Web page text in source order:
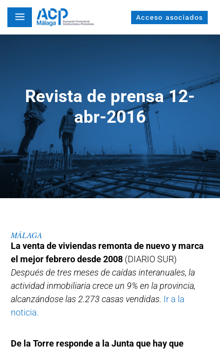
a Acceso asociados
Revista de prensa 12-
abr-2016
MÁLAGA
La venta de viviendas remonta de nuevo y marca
el mejor febrero desde 2008 (DIARIO SUR)
Después de tres meses de caídas interanuales, la
actividad inmobiliaria crece un 9% en la provincia,
alcanzándose las 2.273 casas vendidas. Ir a la
noticia.
De la Torre responde a la Junta que hay que